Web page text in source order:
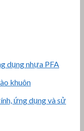
dụng nhựa PFA
ứng dụng và sử